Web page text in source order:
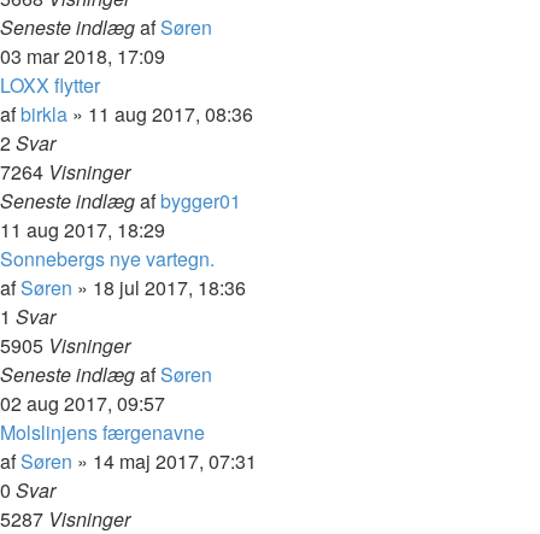
Seneste indlægafSøren
03 mar 2018, 17:09
LOXX flytter
afbirkla » 11 aug 2017, 08:36
2Svar
7264 Visninger
Seneste indlægafbygger01
11 aug 2017, 18:29
Sonnebergs nye vartegn.
afSøren » 18 jul 2017, 18:36
1 Svar
5905 Visninger
Seneste indlægafSøren
02 aug 2017, 09:57
Molslinjens færgenavne
afSøren » 14 maj 2017, 07:31
0 Svar
5287 Visninger